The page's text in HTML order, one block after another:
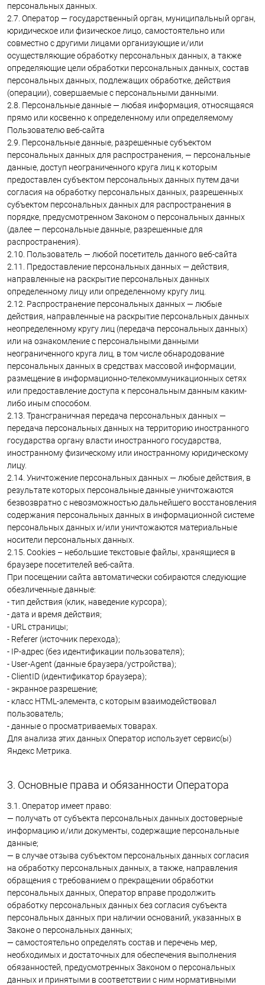
персональных данных.
2.7. Оператор — государственный орган, муниципальный орган,
юридическое или физическое лицо, самостоятельно или
совместно с другими лицами организующие и/или
осуществляющие обработку персональных данных, а также
определяющие цели обработки персональных данных, состав
персональных данных, подлежащих обработке, действия
(операции), совершаемые с персональными данными.
2.8. Персональные данные — любая информация, относящаяся
прямо или косвенно к определенному или определяемому
Пользователю веб-сайта
2.9. Персональные данные, разрешенные субъектом
персональных данных для распространения, — персональные
данные, доступ неограниченного круга лиц к которым
предоставлен субъектом персональных данных путем дачи
согласия на обработку персональных данных, разрешенных
субъектом персональных данных для распространения в
порядке, предусмотренном Законом о персональных данных
(далее — персональные данные, разрешенные для
распространения).
2.10. Пользователь — любой посетитель данного веб-сайта
2.11. Предоставление персональных данных — действия,
направленные на раскрытие персональных данных
определенному лицу или определенному кругу лиц.
2.12. Распространение персональных данных — любые
действия, направленные на раскрытие персональных данных
неопределенному кругу лиц (передача персональных данных)
или на ознакомление с персональными данными
неограниченного круга лиц, в том числе обнародование
персональных данных в средствах массовой информации,
размещение в информационно-телекоммуникационных сетях
или предоставление доступа к персональным данным каким-
либо иным способом.
2.13. Трансграничная передача персональных данных —
передача персональных данных на территорию иностранного
государства органу власти иностранного государства,
иностранному физическому или иностранному юридическому
лицу.
2.14. Уничтожение персональных данных — любые действия, в
результате которых персональные данные уничтожаются
безвозвратно с невозможностью дальнейшего восстановления
содержания персональных данных в информационной системе
персональных данных и/или уничтожаются материальные
носители персональных данных.
2.15. Cookies – небольшие текстовые файлы, хранящиеся в
браузере посетителей веб-сайта.
При посещении сайта автоматически собираются следующие
обезличенные данные:
- тип действия (клик, наведение курсора);
- дата и время действия;
- URL страницы;
- Referer (источник перехода);
- IP-адрес (без идентификации пользователя);
- User-Agent (данные браузера/устройства);
- ClientID (идентификатор браузера);
- экранное разрешение;
- класс HTML-элемента, с которым взаимодействовал
пользователь;
- данные о просматриваемых товарах.
Для анализа этих данных Оператор использует сервис(ы)
Яндекс Метрика.
3. Основные права и обязанности Оператора
3.1. Оператор имеет право:
— получать от субъекта персональных данных достоверные
информацию и/или документы, содержащие персональные
данные;
— в случае отзыва субъектом персональных данных согласия
на обработку персональных данных, а также, направления
обращения с требованием о прекращении обработки
персональных данных, Оператор вправе продолжить
обработку персональных данных без согласия субъекта
персональных данных при наличии оснований, указанных в
Законе о персональных данных;
— самостоятельно определять состав и перечень мер,
необходимых и достаточных для обеспечения выполнения
обязанностей, предусмотренных Законом о персональных
данных и принятыми в соответствии с ним нормативными